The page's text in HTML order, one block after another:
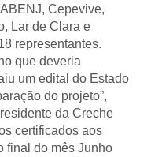
Cepevive,
Lar de Clara e
representantes.
que deveria
um edital do Estado
do projeto”,
da Creche
certificados aos
final do mês Junho